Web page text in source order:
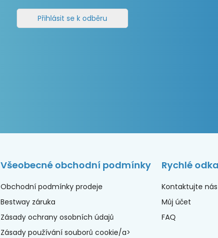
Přihlásit se k odběru
Všeobecné obchodní podmínky
Obchodní podmínky prodeje
Bestway záruka
Zásady ochrany osobních údajů
Zásady používání souborů cookie/a>
Rychlé
Kontaktujte nás
Můj účet
FAQ